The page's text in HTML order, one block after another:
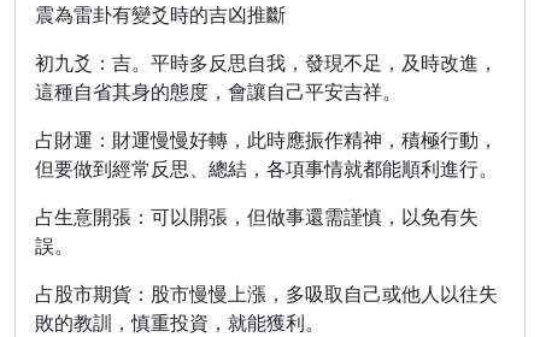
震為雷卦有變爻時的吉凶推斷
初九爻：吉。平時多反思自我，發現不足，及時改進，
這種自省其身的態度，會讓自己平安吉祥。
占財運：財運慢慢好轉，此時應振作精神，積極行動，
但要做到經常反思、總結，各項事情就都能順利進行。
占生意開張：可以開張，但做事還需謹慎，以免有失
誤。
占股市期貨：股市慢慢上漲，多吸取自己或他人以往失
敗的教訓，慎重投資，就能獲利。